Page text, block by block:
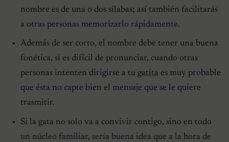
nombre es de una o dos sílabas; así también facilitarás
a otras personas memorizarlo rápidamente.
Además de ser corto, el nombre debe tener una buena
fonética, si es difícil de pronunciar, cuando otras
personas intenten dirigirse a tu gatita es muy probable
que ésta no capte bien el mensaje que se le quiere
trasmitir.
Si la gata no solo va a convivir contigo, sino en todo
un núcleo familiar, sería buena idea que a la hora de